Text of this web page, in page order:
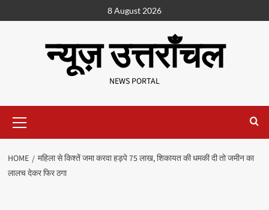
8 August 2026
न्यूज़ उत्तराँचल
NEWS PORTAL
HOME
महिला से किश्तें जमा करवा हड़पे 75 लाख, शिकायत की धमकी दी तो जमीन का
लालच देकर फिर ठगा